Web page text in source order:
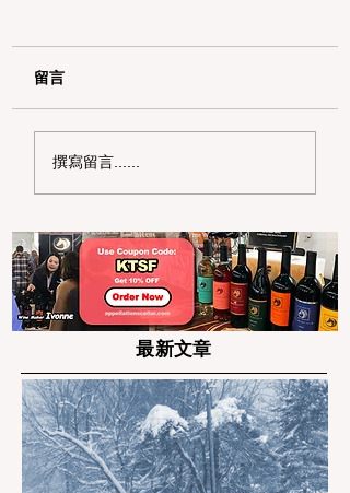
加州野区露营必读：如
留言
撰寫留言......
最新文章